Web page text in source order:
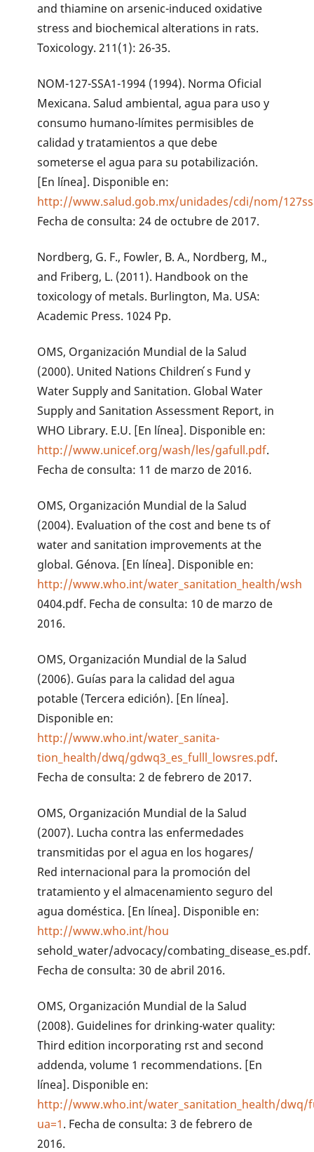
and thiamine on arsenic-induced oxidative
stress and biochemical alterations in rats.
Toxicology. 211(1): 26-35.
NOM-127-SSA1-1994 (1994). Norma Oficial
Mexicana. Salud ambiental, agua para uso y
consumo humano-límites permisibles de
calidad y tratamientos a que debe
someterse el agua para su potabilización.
[En línea]. Disponible en:
http://www.salud.gob.mx/unidades/cdi/nom/
Fecha de consulta: 24 de octubre de 2017.
Nordberg, G. F., Fowler, B. A., Nordberg, M.,
and Friberg, L. (2011). Handbook on the
toxicology of metals. Burlington, Ma. USA:
Academic Press. 1024 Pp.
OMS, Organización Mundial de la Salud
(2000). United Nations Children ́s Fund y
Water Supply and Sanitation. Global Water
Supply and Sanitation Assessment Report, in
WHO Library. E.U. [En línea]. Disponible en:
http://www.unicef.org/wash/les/gafull.pdf.
Fecha de consulta: 11 de marzo de 2016.
OMS, Organización Mundial de la Salud
(2004). Evaluation of the cost and bene ts of
water and sanitation improvements at the
global. Génova. [En línea]. Disponible en:
http://www.who.int/water_sanitation_health/wsh
0404.pdf. Fecha de consulta: 10 de marzo de
2016.
OMS, Organización Mundial de la Salud
(2006). Guías para la calidad del agua
potable (Tercera edición). [En línea].
Disponible en:
http://www.who.int/water_sanita-
tion_health/dwq/gdwq3_es_fulll_lowsres.pdf.
Fecha de consulta: 2 de febrero de 2017.
OMS, Organización Mundial de la Salud
(2007). Lucha contra las enfermedades
transmitidas por el agua en los hogares/
Red internacional para la promoción del
tratamiento y el almacenamiento seguro del
agua doméstica. [En línea]. Disponible en:
http://www.who.int/hou
sehold_water/advocacy/combating_disease_es.pdf.
Fecha de consulta: 30 de abril 2016.
OMS, Organización Mundial de la Salud
(2008). Guidelines for drinking-water quality:
Third edition incorporating rst and second
addenda, volume 1 recommendations. [En
línea]. Disponible en:
http://www.who.int/water_sanitation_health/dwq/
ua=1. Fecha de consulta: 3 de febrero de
2016.